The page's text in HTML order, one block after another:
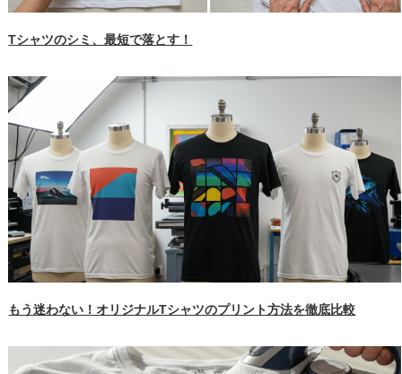
Tシャツのシミ、最短で落とす！
もう迷わない！オリジナルTシャツのプリント方法を徹底比較